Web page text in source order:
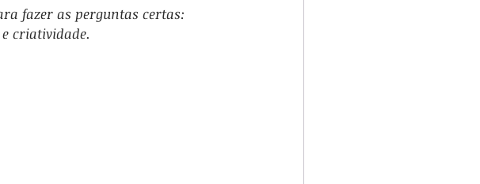
fazer as perguntas certas:
criatividade.